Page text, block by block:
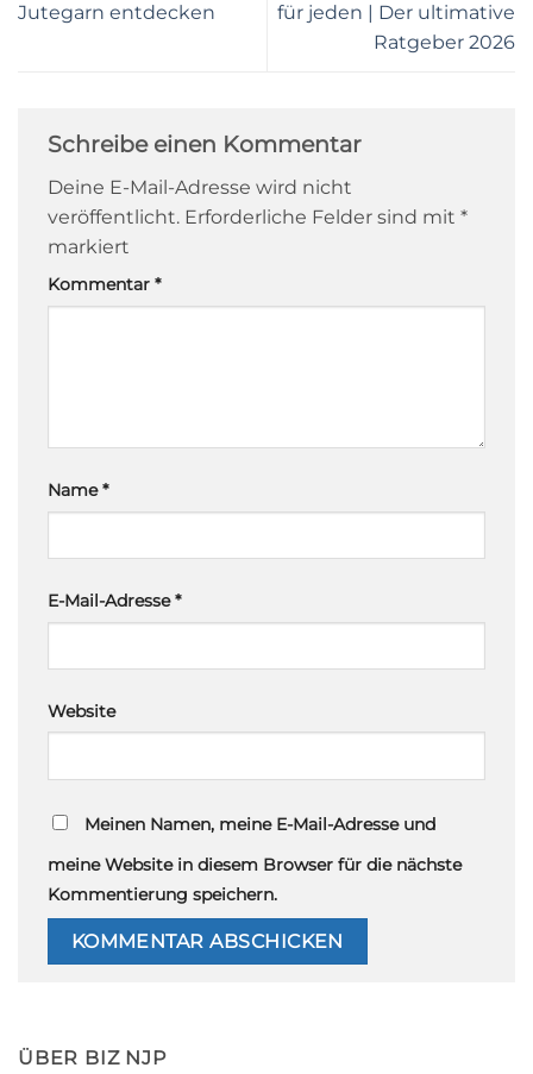
Jutegarn entdecken
für jeden | Der ultimative
Ratgeber 2026
Schreibe einen Kommentar
Deine E-Mail-Adresse wird nicht
veröffentlicht. Erforderliche Felder sind mit *
markiert
Kommentar *
Name*
E-Mail-Adresse*
Website
Meinen Namen, meine E-Mail-Adresse und
meine Website in diesem Browser für die nächste
Kommentierung speichern.
ÜBER BIZ NJP